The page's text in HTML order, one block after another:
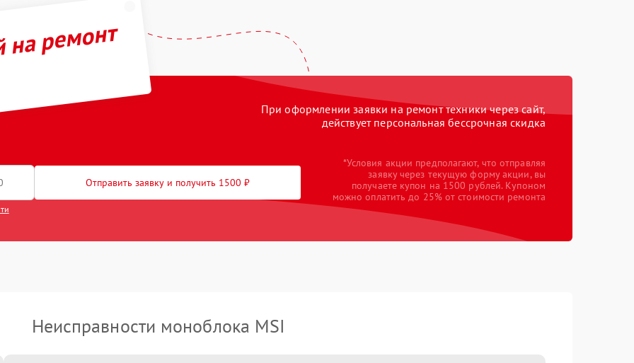
ремонт
При оформлении заявки на ремонт техники через сайт,
действует персональная бессрочная скидка
Отправить заявку и получить 1500 ₽
*Условия акции предполагают, что отправляя
заявку через текущую форму акции, вы
получаете купон на 1500 рублей. Купоном
можно оплатить до 25% от стоимости ремонта
Неисправности моноблока MSI